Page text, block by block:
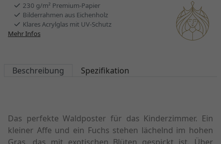
230 g/m² Premium-Papier
Bilderrahmen aus Eichenholz
Klares Acrylglas mit UV-Schutz
Mehr Infos
Beschreibung Spezifikation
Das perfekte Waldposter für das Kinderzimmer. Ein
kleiner Affe und ein Fuchs stehen lächelnd im hohen
Gras, das mit exotischen Blüten gespickt ist. Über